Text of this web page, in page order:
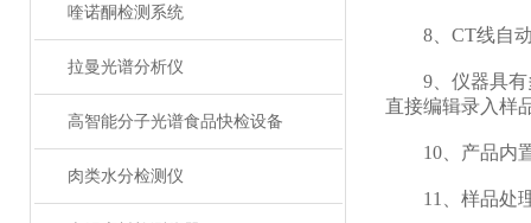
喹诺酮检测系统
拉曼光谱分析仪
高智能分子光谱食品快检设备
肉类水分检测仪
8、CT线自动
9、仪器具有多
直接编辑录入样
10、产品内置
11、样品处理